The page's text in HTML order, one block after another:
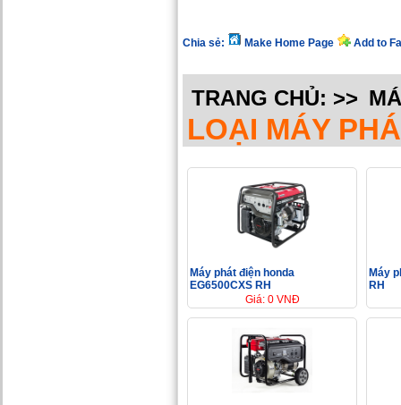
Chia sẻ: Make Home Page Add to
TRANG CHỦ: >>
LOẠI MÁY
Máy phát điện honda
EG6500CXS RH
Giá: 0 VNĐ
Máy
RH